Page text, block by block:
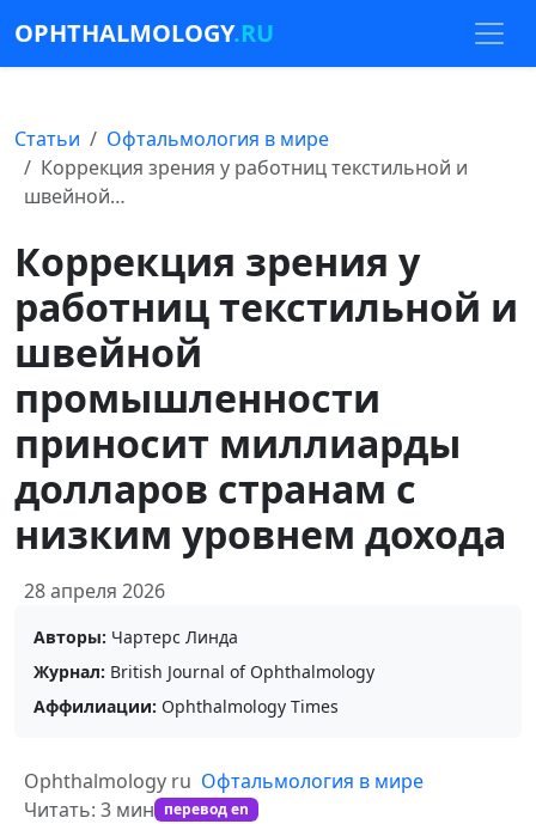
OPHTHALMOLOGY.RU
Статьи
Офтальмология в мире
Коррекция зрения у работниц текстильной и
швейной…
Коррекция зрения у
работниц текстильной и
швейной
промышленности
приносит миллиарды
долларов странам с
низким уровнем дохода
28 апреля 2026
Авторы: Чартерс Линда
Журнал: British Journal of Ophthalmology
Аффилиации: Ophthalmology Times
Ophthalmology ru Офтальмология в мире
Читать: 3 мин перевод en